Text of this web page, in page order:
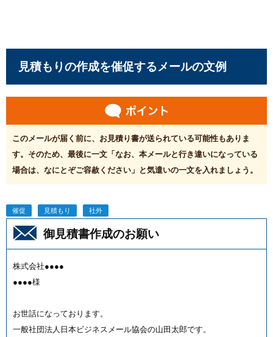
見積もりの作成を催促するメールの文例
このメールが届く前に、お見積り書が送られている可能性もありま
す。そのため、最後に一文「なお、本メールと行き違いになっている
場合は、なにとぞご容赦ください」と気遣いの一文を入れましょう。
催促 見積もり 社外
御見積書作成のお願い
株式会社●●●●
●●●●様
お世話になっております。
一般社団法人日本ビジネスメール協会の山田太郎です。